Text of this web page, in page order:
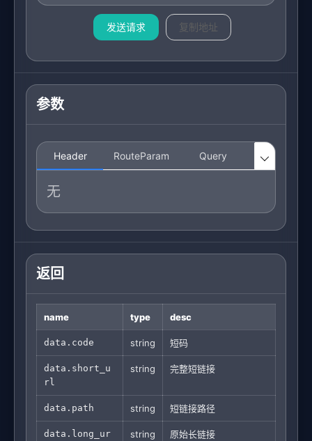
发送请求 复制地址
参数
Header RouteParam Query Body

无
返回
name type desc
data.code string 短码
data.short_u
rl
string 完整短链接
data.path string 短链接路径
data.long_ur string 原始长链接